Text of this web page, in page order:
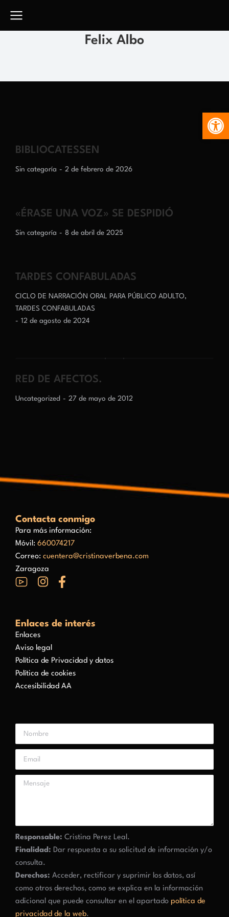
Felix Albo
BIBLIOCATESSEN
Sin categoría 2 de febrero de 2026
«ÉRASE UNA VOZ» SE DESPIDIÓ
Sin categoría 8 de abril de 2025
TARDES CONFABULADAS
CICLO DE NARRACIÓN ORAL PARA PÚBLICO ADULTO,
TARDES CONFABULADAS
12 de agosto de 2024
RED DE AFECTOS.
Uncategorized 27 de mayo de 2012
Contacta conmigo
Para más información:
Móvil: 660074217
Correo: cuentera@cristinaverbena.com
Zaragoza
Enlaces de interés
Enlaces
Aviso legal
Política de Privacidad y datos
Política de cookies
Accesibilidad AA
Responsable: Cristina Perez Leal.
Finalidad: Dar respuesta a su solicitud de información y/o
consulta.
Derechos: Acceder, rectificar y suprimir los datos, así
como otros derechos, como se explica en la información
adicional que puede consultar en el apartado política de
privacidad de la web.